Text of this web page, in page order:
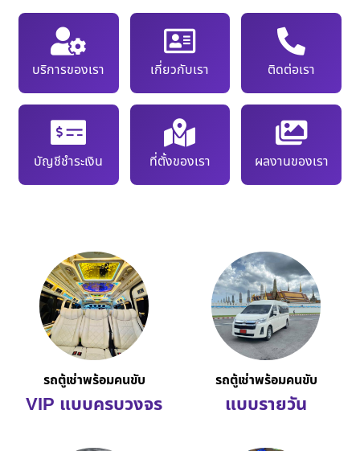
บริการของเรา เกี่ยวกับเรา ติดต่อเรา
บัญชีชำระเงิน ที่ตั้งของเรา ผลงานของเรา
รถตู้เช่าพร้อมคนขับ
VIP แบบครบวงจร
รถตู้เช่าพร้อมคนขับ
แบบรายวัน